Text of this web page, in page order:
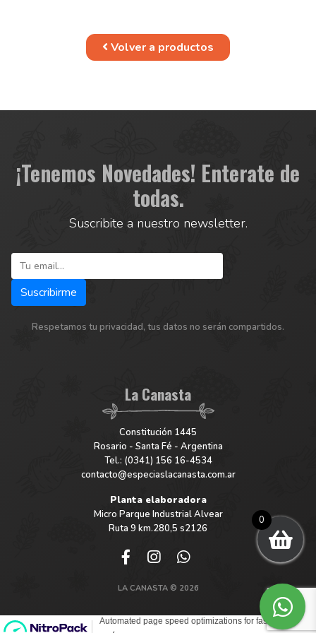
Volver a productos
¡Tenemos Novedades! Enterate de
todas.
Suscribite a nuestro newsletter.
Respetamos tu privacidad, tus datos no serán compartidos.
La Canasta
Constitución 1445
Rosario - Santa Fé - Argentina
Tel.: (0341) 156 16-4534
contacto@especiaslacanasta.com.ar
Planta elaboradora
Micro Parque Industrial Alvear
Ruta 9 km.280,5 s2126
LA CANASTA © 2026
0